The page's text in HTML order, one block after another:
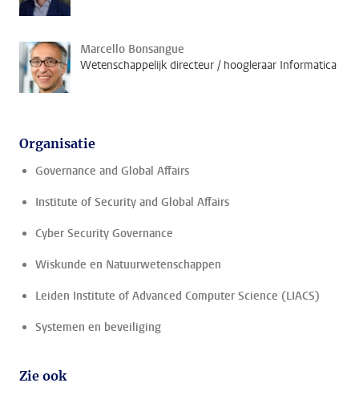
Marcello Bonsangue
Wetenschappelijk directeur / hoogleraar Informatica
Organisatie
Governance and Global Affairs
Institute of Security and Global Affairs
Cyber Security Governance
Wiskunde en Natuurwetenschappen
Leiden Institute of Advanced Computer Science (LIACS)
Systemen en beveiliging
Zie ook